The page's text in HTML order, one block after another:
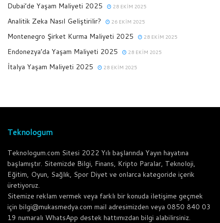
Dubai’de Yaşam Maliyeti 2025 28 EKIM 2025
Analitik Zeka Nasıl Geliştirilir? 26 EKIM 2025
Montenegro Şirket Kurma Maliyeti 2025 28 EKIM 2025
Endonezya’da Yaşam Maliyeti 2025 28 EKIM 2025
İtalya Yaşam Maliyeti 2025 28 EKIM 2025
Teknologum
Teknologum.com Sitesi 2022 Yılı başlarında Yayın hayatına
başlamıştır. Sitemizde Bilgi, Finans, Kripto Paralar, Teknoloji,
Eğitim, Oyun, Sağlık, Spor Diyet ve onlarca kategoride içerik
üretiyoruz.
Sitemize reklam vermek veya farklı bir konuda iletişime geçmek
için bilgi@mukasmedya.com mail adresimizden veya 0850 840 03
19 numaralı WhatsApp destek hattımızdan bilgi alabilirsiniz.